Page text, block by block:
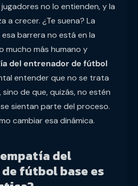
no lo entienden, y la
a crecer. ¿Te suena? La
barrera no está en la
mucho más humano y
del entrenador de fútbol
entender que no se trata
de que, quizás, no estén
sientan parte del proceso.
cambiar esa dinámica.
del
fútbol base es